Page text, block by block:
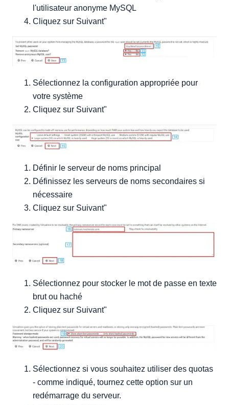
l'utilisateur anonyme MySQL
Cliquez sur Suivant"
Sélectionnez la configuration appropriée pour
votre système
Cliquez sur Suivant"
Définir le serveur de noms principal
Définissez les serveurs de noms secondaires si
nécessaire
Cliquez sur Suivant"
Sélectionnez pour stocker le mot de passe en texte
brut ou haché
Cliquez sur Suivant"
Sélectionnez si vous souhaitez utiliser des quotas
- comme indiqué, tournez cette option sur un
redémarrage du serveur.